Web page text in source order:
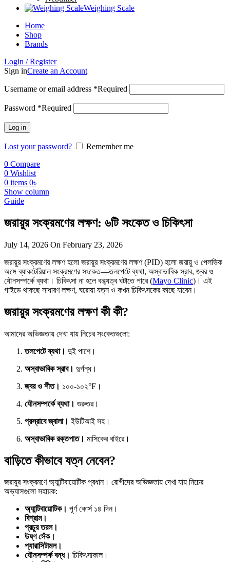
Weighing Scale
Home
Shop
Brands
Login / Register
Sign inCreate an Account
Username or email address *Required
Password *Required
Log in
Lost your password?
Remember me
0 Compare
0 Wishlist
0 items 0৳
Show column
Guide
জরায়ুর সংক্রমণের লক্ষণ: ৬টি সংকেত ও চিকিৎসা
July 14, 2026 On February 23, 2026
জরায়ুর সংক্রমণের লক্ষণ হলো জরায়ুর সংক্রমণের লক্ষণ (PID) হলো জরায়ু ও পেলভিক
অঙ্গে ব্যাকটেরিয়াল সংক্রমণের সংকেত—তলপেটে ব্যথা, অস্বাভাবিক স্রাব, জ্বর ও
যৌনসম্পর্কে ব্যথা। চিকিৎসা না হলে বন্ধ্যত্ব ঘটাতে পারে (Mayo Clinic)। এই
গাইডে থাকছে সাধারণ লক্ষণ, ঘরোয়া যত্ন ও কখন চিকিৎসকের কাছে যাবেন।
জরায়ুর সংক্রমণের লক্ষণ কী কী?
আমাদের অভিজ্ঞতায় দেখা যায় নিচের সংকেতগুলো:
তলপেটে ব্যথা। দুই পাশে।
অস্বাভাবিক স্রাব। দুর্গন্ধ।
জ্বর ও শীত। ১০০-১০২°F।
যৌনসম্পর্কে ব্যথা। গুরুতর।
প্রস্রাবে জ্বালা। ইউটিআই সহ।
অস্বাভাবিক রক্তপাত। মাসিকের বাইরে।
বাড়িতে কীভাবে যত্ন নেবেন?
জরায়ুর সংক্রমণে অ্যান্টিবায়োটিক প্রধান। রোগীদের অভিজ্ঞতায় দেখা যায় নিচের
অভ্যাসগুলো সহায়ক:
অ্যান্টিবায়োটিক। পূর্ণ কোর্স ১৪ দিন।
বিশ্রাম।
প্রচুর তরল।
উষ্ণ সেঁক।
প্যারাসিটামল।
যৌনসম্পর্ক বন্ধ। চিকিৎসাকাল।